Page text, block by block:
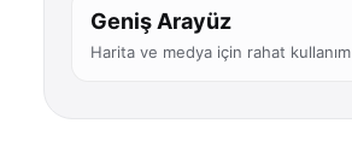
Geniş Arayüz
Harita ve medya için rahat kullanım